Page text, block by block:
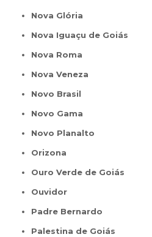
Nova Glória
Nova Iguaçu de Goiás
Nova Roma
Nova Veneza
Novo Brasil
Novo Gama
Novo Planalto
Orizona
Ouro Verde de Goiás
Ouvidor
Padre Bernardo
Palestina de Goiás